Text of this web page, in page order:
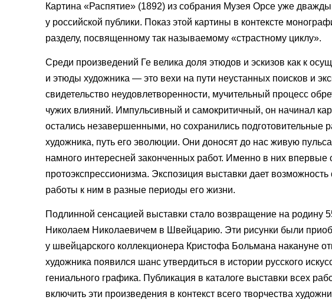
Картина «Распятие» (1892) из собрания Музея Орсе уже
у российской публики. Показ этой картины в контексте
разделу, посвященному так называемому «страстному циклу».
Среди произведений Ге велика доля этюдов и эскизов как к
и этюды художника — это вехи на пути неустанных поисков и
свидетельство неудовлетворенности, мучительный процесс
чужих влияний. Импульсивный и самокритичный, он начинал
остались незавершенными, но сохранились подготовительные
художника, путь его эволюции. Они доносят до нас живую
намного интересней законченных работ. Именно в них
протоэкспрессионизма. Экспозиция выставки дает
работы к ним в разные периоды его жизни.
Подлинной сенсацией выставки стало возвращение на
Николаем Николаевичем в Швейцарию. Эти рисунки были
у швейцарского коллекционера Кристофа Больмана накануне
художника появился шанс утвердиться в истории русского
гениального графика. Публикация в каталоге выставки всех
включить эти произведения в контекст всего творчества